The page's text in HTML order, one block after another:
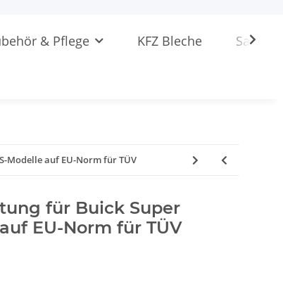
& Pflege KFZ Bleche
Modelle auf EU-Norm für TÜV
für Buick Super
EU-Norm für TÜV